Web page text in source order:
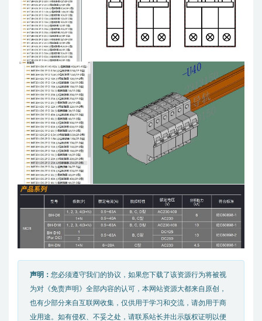
声明： 您必须遵守我们的协议，如果您下载了该资源行为将被视
为对《免责声明》全部内容的认可，本网站资源大都来自原创，
也有少部分来自互联网收集，仅供用于学习和交流，请勿用于商
业用途。如有侵权、不妥之处，请联系站长并出示版权证明以便